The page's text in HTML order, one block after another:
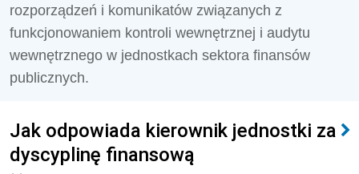
rozporządzeń i komunikatów związanych z
funkcjonowaniem kontroli wewnętrznej i audytu
wewnętrznego w jednostkach sektora finansów
publicznych.
Jak odpowiada kierownik jednostki za
dyscyplinę finansową